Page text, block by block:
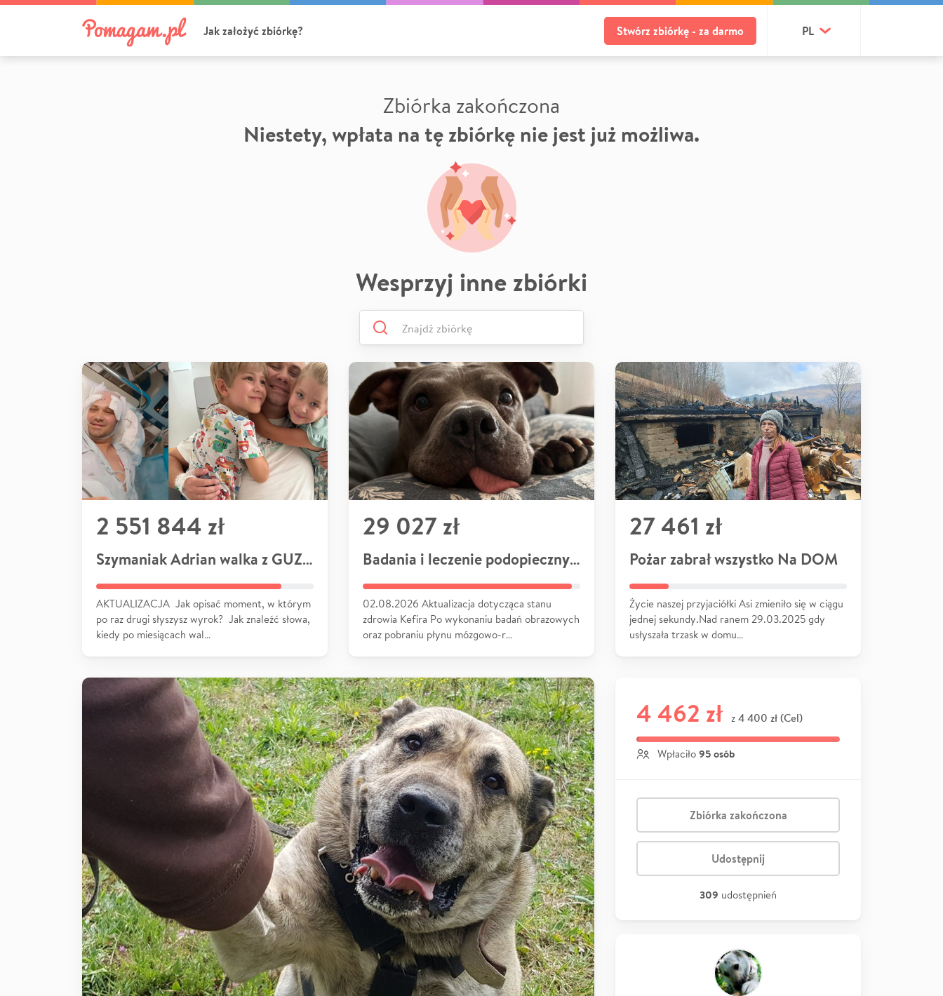
Jak założyć zbiórkę? Stwórz zbiórkę - za darmo PL
Zbiórka zakończona
Niestety, wpłata na tę zbiórkę nie jest już możliwa.
Wesprzyj inne zbiórki
2 551 844 zł
Szymaniak Adrian walka z GUZEM
AKTUALIZACJA Jak opisać moment, w którym
po raz drugi słyszysz wyrok? Jak znaleźć słowa,
kiedy po miesiącach wal…
29 027 zł
Badania i leczenie podopiecznych
02.08.2026 Aktualizacja dotycząca stanu
zdrowia Kefira Po wykonaniu badań obrazowych
oraz pobraniu płynu mózgowo-r…
27 461 zł
Pożar zabrał wszystko Na DOM
Życie naszej przyjaciółki Asi zmieniło się w ciągu
jednej sekundy.Nad ranem 29.03.2025 gdy
usłyszała trzask w domu…
4 462 zł z 4 400 zł (Cel)
Wpłaciło 95 osób
Zbiórka zakończona
Udostępnij
309 udostępnień